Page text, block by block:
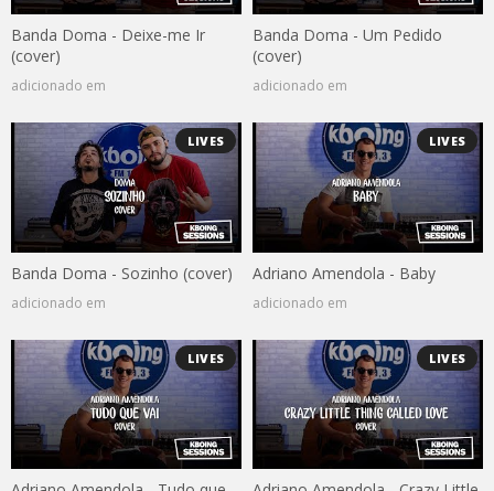
Banda Doma - Deixe-me Ir
(cover)
adicionado em
Banda Doma - Um Pedido
(cover)
adicionado em
LIVES
Banda Doma - Sozinho (cover)
adicionado em
LIVES
Adriano Amendola - Baby
adicionado em
LIVES LIVES